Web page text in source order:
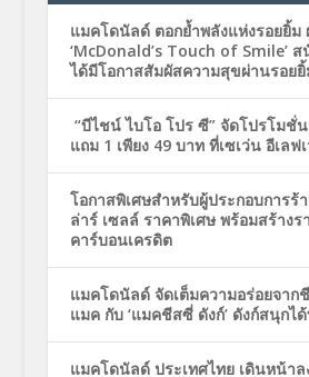
แมคโดนัลด์ ตอกย้ำพลังแห่งรอยยิ้ม
‘McDonald’s Touch of Smile’
ได้มีโอกาสสัมผัสความสุขผ่านรอย
“บีไชน์ ไบโอ โปร ซี” จัดโปรโมชั่
แถม 1 เพียง 49 บาท ที่เซเว่น อีเลฟ
โอกาสพิเศษสำหรับผู้ประกอบการ
ล่าร์ เซลล์ ราคาพิเศษ พร้อมสร้างร
คาร์บอนเครดิต
แมคโดนัลด์ จัดเต็มความอร่อยจาก
แมค กับ ‘แมคชีสซี่ ดังก์’ ดังก์สนุกไ
แมคโดนัลด์ ประเทศไทย เดินหน้าล